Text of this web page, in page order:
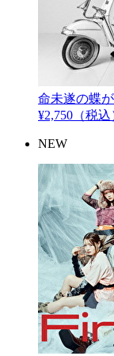
命未遂の蝶
¥2,750（税込
NEW